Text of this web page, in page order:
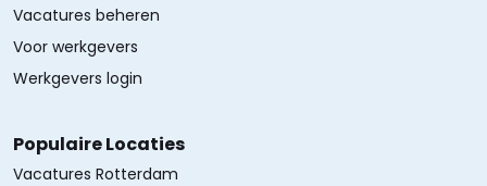
Vacatures beheren
Voor werkgevers
Werkgevers login
Populaire Locaties
Vacatures Rotterdam